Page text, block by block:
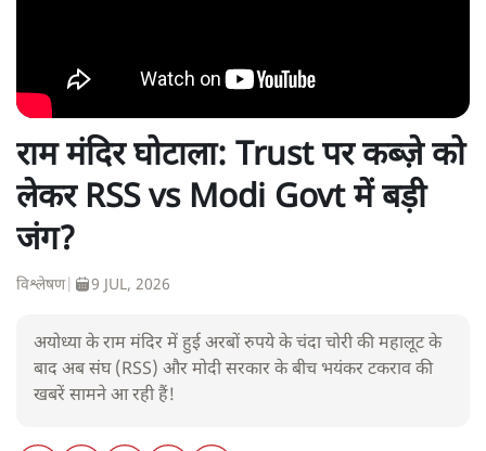
राम मंदिर घोटाला: Trust पर कब्ज़े को
लेकर RSS vs Modi Govt में बड़ी
जंग?
विश्लेषण| 9 JUL, 2026
अयोध्या के राम मंदिर में हुई अरबों रुपये के चंदा चोरी की महालूट के
बाद अब संघ (RSS) और मोदी सरकार के बीच भयंकर टकराव की
खबरें सामने आ रही हैं!